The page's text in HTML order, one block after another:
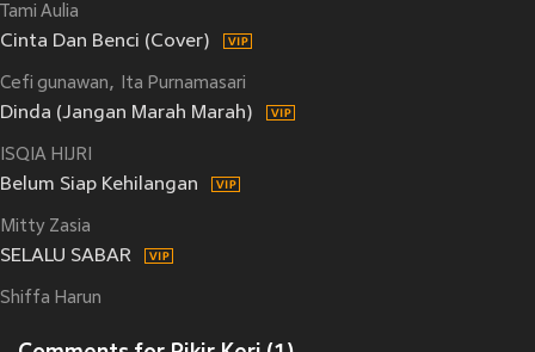
Tami Aulia
Cinta Dan Benci (Cover)
Cefi gunawan Ita Purnamasari
Dinda (Jangan Marah Marah)
ISQIA HIJRI
Belum Siap Kehilangan
Mitty Zasia
SELALU SABAR
Shiffa Harun